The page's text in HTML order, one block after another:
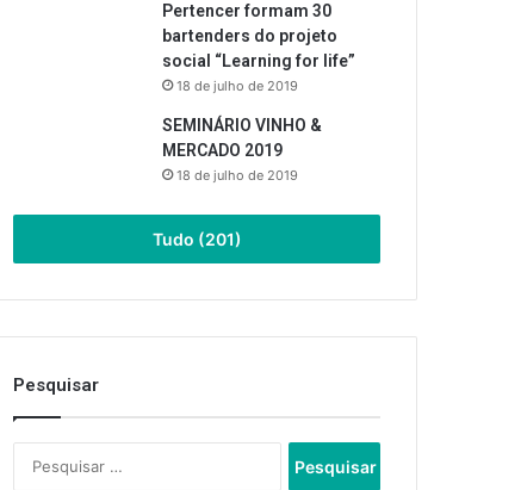
Pertencer formam 30
bartenders do projeto
social “Learning for life”
18 de julho de 2019
SEMINÁRIO VINHO &
MERCADO 2019
18 de julho de 2019
Tudo (201)
Pesquisar
por: